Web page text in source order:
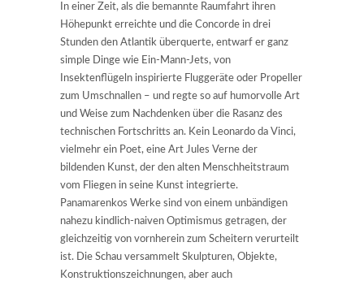
In einer Zeit, als die bemannte Raumfahrt ihren
Höhepunkt erreichte und die Concorde in drei
Stunden den Atlantik überquerte, entwarf er ganz
simple Dinge wie Ein-Mann-Jets, von
Insektenflügeln inspirierte Fluggeräte oder Propeller
zum Umschnallen – und regte so auf humorvolle Art
und Weise zum Nachdenken über die Rasanz des
technischen Fortschritts an. Kein Leonardo da Vinci,
vielmehr ein Poet, eine Art Jules Verne der
bildenden Kunst, der den alten Menschheitstraum
vom Fliegen in seine Kunst integrierte.
Panamarenkos Werke sind von einem unbändigen
nahezu kindlich-naiven Optimismus getragen, der
gleichzeitig von vornherein zum Scheitern verurteilt
ist. Die Schau versammelt Skulpturen, Objekte,
Konstruktionszeichnungen, aber auch